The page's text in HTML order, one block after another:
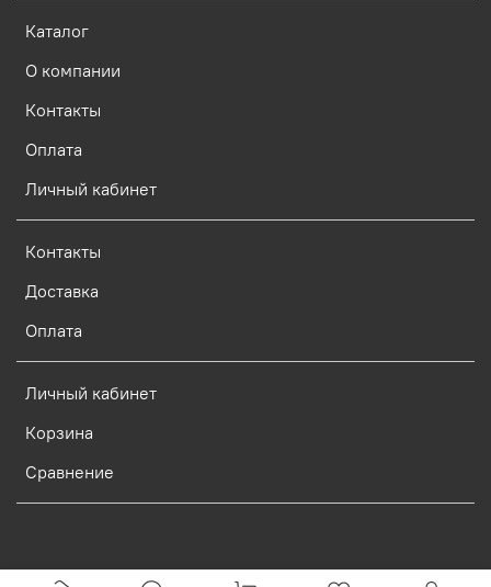
Каталог
О компании
Контакты
Оплата
Личный кабинет
Контакты
Доставка
Оплата
Личный кабинет
Корзина
Сравнение
Verification: d773dcf9c7c1c3e0